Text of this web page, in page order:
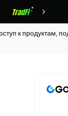
к продуктам,